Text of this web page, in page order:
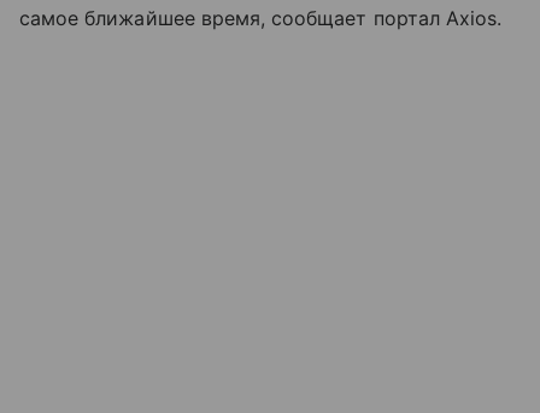
самое ближайшее время, сообщает портал Axios.